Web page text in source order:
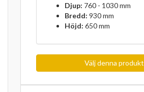
Djup: 760 - 1030 mm
Bredd: 930 mm
Höjd: 650 mm
Välj denna produkt